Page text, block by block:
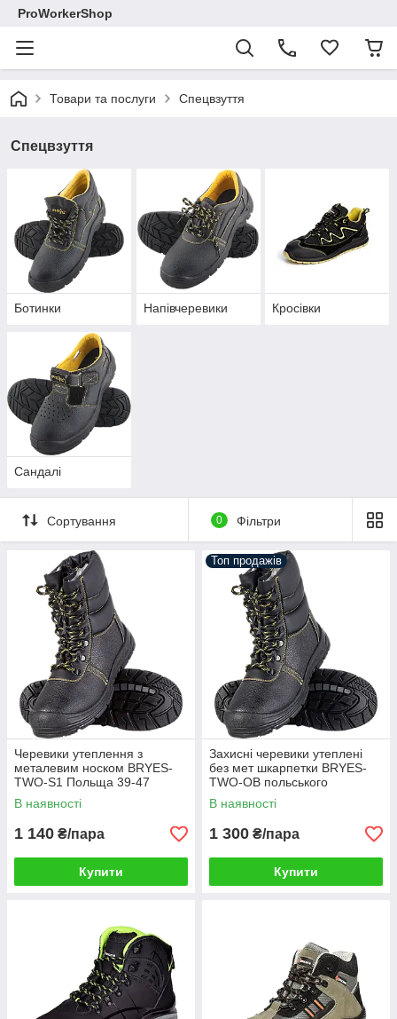
ProWorkerShop
Товари та послуги Спецвзуття
Спецвзуття
Ботинки Напівчеревики Кросівки
Сандалі
Сортування 0 Фільтри
Черевики утеплення з
металевим носком BRYES-
TWO-S1 Польща 39-47
розміри
В наявності
1 140 ₴/пара
Купити
Топ продажів
Захисні черевики утеплені
без мет шкарпетки BRYES-
TWO-OB польського
виробника REIS 40-46
розміри
В наявності
1 300 ₴/пара
Купити